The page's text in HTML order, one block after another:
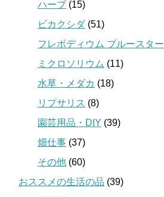
ハーブ (15)
ビカクシダ(51)
フレボディウム ブルースター
ミクロソリウム (11)
水草・メダカ (18)
リプサリス (8)
園芸用品・DIY (39)
畑仕事 (37)
その他 (60)
おススメの生活の品 (39)